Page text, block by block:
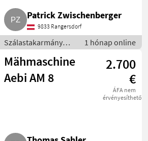
Patrick Zwischenberger
9833 Rangersdorf
Szálastakarmány
betakarítók / Hegyi
gépesítés
1 hónap online
Mähmaschine
Aebi AM 8
2.700
€
ÁFA nem
érvényesíthető